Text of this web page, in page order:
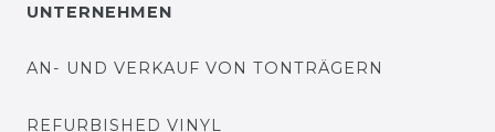
UNTERNEHMEN
AN- UND VERKAUF VON TONTRÄGERN
REFURBISHED VINYL